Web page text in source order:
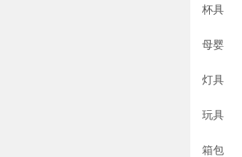
杯具
母婴
灯具
玩具
箱包